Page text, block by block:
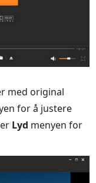
med original
for å justere
Lyd menyen for